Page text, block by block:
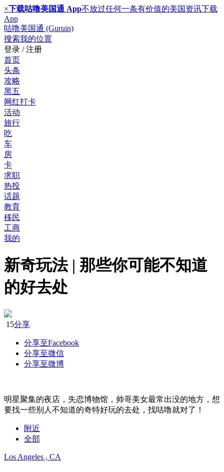
×下载咕噜美国通 App不放过任何一条有价值的美国资讯下载
App
咕噜美国通 (Guruin)
搜索我的位置
登录 / 注册
首页
头条
攻略
黑五
网红打卡
活动
旅行
吃
车
房
卡
求职
热投
话题
教育
移民
工商
我的
新奇玩法 | 那些你可能不知道
的好去处
15分享
分享至Facebook
分享至微信
分享至微博
明星聚集的夜店，失恋博物馆，帅哥美女最常出没的地方，想
要找一些别人不知道的奇特好玩的去处，找咕噜就对了！
附近
全部
Los Angeles , CA